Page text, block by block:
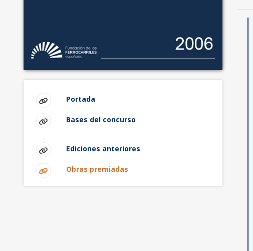
Portada
Bases del concurso
Ediciones anteriores
Obras premiadas